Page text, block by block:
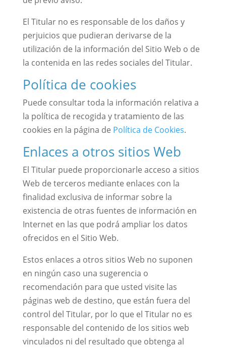
El Titular no es responsable de los daños y
perjuicios que pudieran derivarse de la
utilización de la información del Sitio Web o de
la contenida en las redes sociales del Titular.
Política de cookies
Puede consultar toda la información relativa a
la política de recogida y tratamiento de las
cookies en la página de Política de Cookies.
Enlaces a otros sitios Web
El Titular puede proporcionarle acceso a sitios
Web de terceros mediante enlaces con la
finalidad exclusiva de informar sobre la
existencia de otras fuentes de información en
Internet en las que podrá ampliar los datos
ofrecidos en el Sitio Web.
Estos enlaces a otros sitios Web no suponen
en ningún caso una sugerencia o
recomendación para que usted visite las
páginas web de destino, que están fuera del
control del Titular, por lo que el Titular no es
responsable del contenido de los sitios web
vinculados ni del resultado que obtenga al